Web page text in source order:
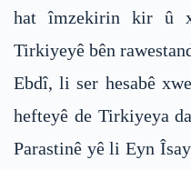
hat îmzekirin kir û
Tirkiyeyê bên
Ebdî, li ser hesabê
hefteyê de Tirkiyeya
Parastinê yê li Eyn